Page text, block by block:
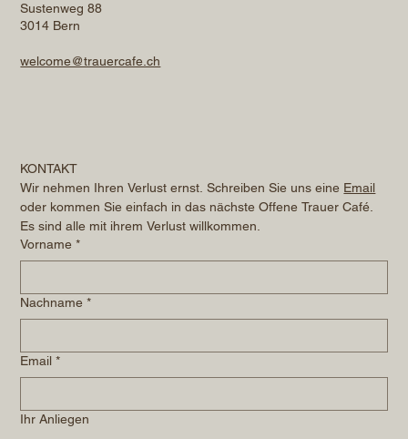
Sustenweg 88
3014 Bern
welcome@trauercafe.ch
KONTAKT
Wir nehmen Ihren Verlust ernst. Schreiben Sie uns eine Email
oder kommen Sie einfach in das nächste Offene Trauer Café.
Es sind alle mit ihrem Verlust willkommen.
Vorname *
Nachname *
Email *
Ihr Anliegen